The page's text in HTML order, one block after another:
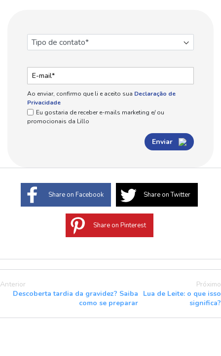
Ao enviar, confirmo que li e aceito sua Declaração de
Privacidade
Eu gostaria de receber e-mails marketing e/ ou
promocionais da Lillo
Enviar
Share on Facebook Share on Twitter
Share on Pinterest
Anterior
Descoberta tardia da gravidez? Saiba
como se preparar
Próximo
Lua de Leite: o que isso
significa?